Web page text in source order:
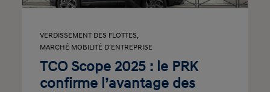
VERDISSEMENT DES FLOTTES,
MARCHÉ MOBILITÉ D'ENTREPRISE
TCO Scope 2025 : le PRK
confirme l’avantage des